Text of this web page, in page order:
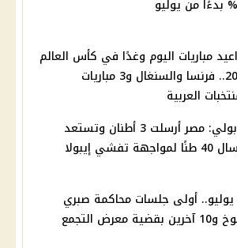
مباريات اليوم وغدًا في كأس العالم
2026.. فرنسا والسنغال و3 مباريات
العربية
مدبولي: مصر أرسلت 3 أطنان وتستعد
تفشي إيبولا
14 يوليو.. أولى جلسات محاكمة صبري
بقضية معرض التجمع